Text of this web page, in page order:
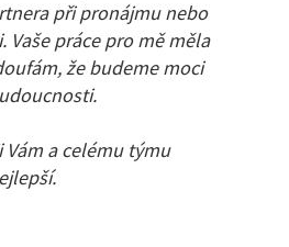
při pronájmu nebo
práce pro mě měla
že budeme moci
Vám a celému týmu